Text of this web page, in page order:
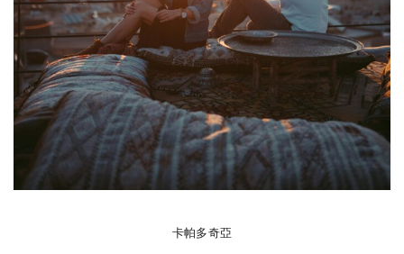
卡帕多奇亞